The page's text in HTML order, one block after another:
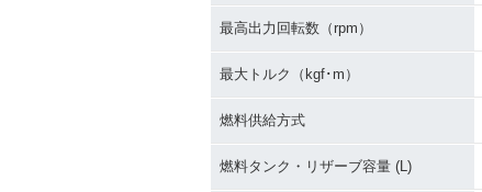
最高出力回転数（rpm）
最大トルク（kgf･m）
燃料供給方式
燃料タンク・リザーブ容量 (L)